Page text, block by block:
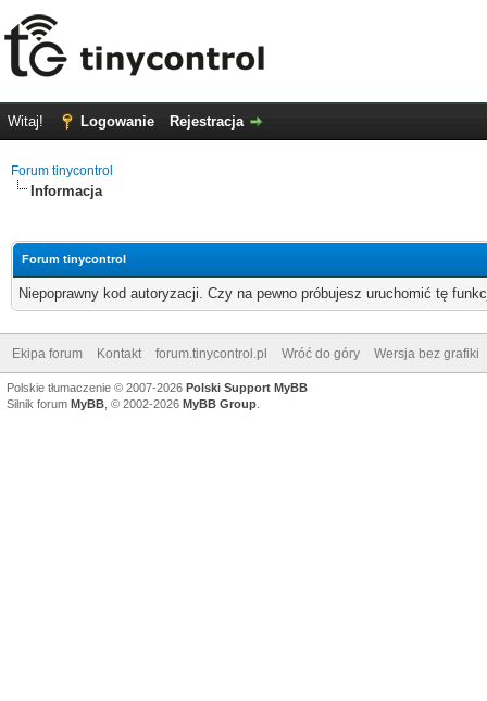
Witaj! Logowanie Rejestracja
Forum tinycontrol
Informacja
Forum tinycontrol
Niepoprawny kod autoryzacji. Czy na pewno próbujesz uruchomić tę
Ekipa forum Kontakt forum.tinycontrol.pl Wróć do góry Wersja bez grafiki
Polskie tłumaczenie © 2007-2026 Polski Support MyBB
Silnik forum MyBB , © 2002-2026 MyBB Group